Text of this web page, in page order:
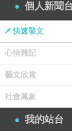
個人新聞
快速發文
心情雜記
藝文欣賞
社會萬象
我的站台